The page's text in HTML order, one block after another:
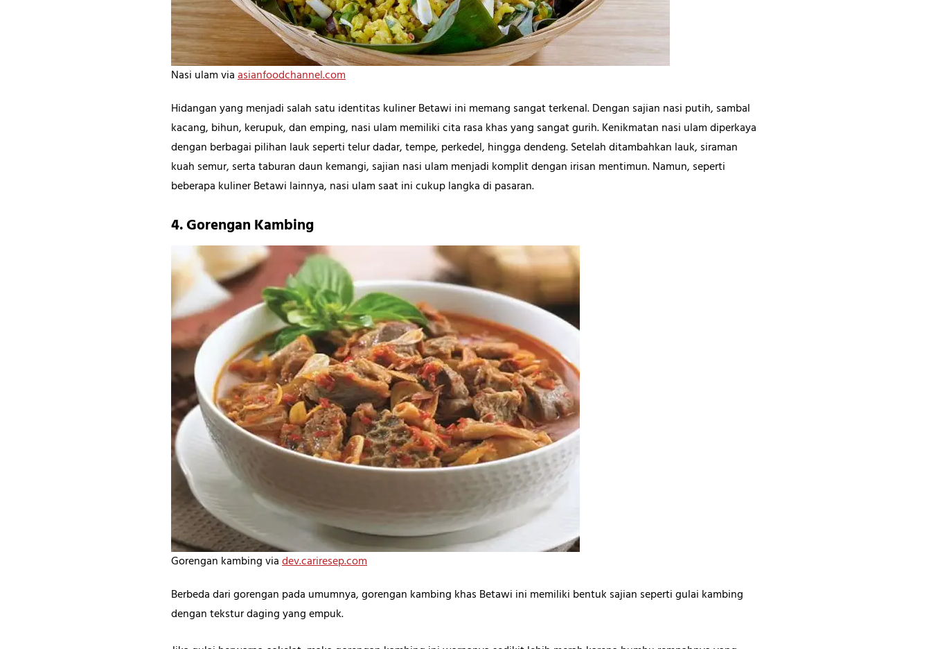
Nasi ulam viaasianfoodchannel.com
Hidangan yang menjadi salah satu identitas kuliner Betawi ini memang sangat terkenal. Dengan sajian nasi putih, sambal
kacang, bihun, kerupuk, dan emping, nasi ulam memiliki cita rasa khas yang sangat gurih. Kenikmatan nasi ulam diperkaya
dengan berbagai pilihan lauk seperti telur dadar, tempe, perkedel, hingga dendeng. Setelah ditambahkan lauk, siraman
kuah semur, serta taburan daun kemangi, sajian nasi ulam menjadi komplit dengan irisan mentimun. Namun, seperti
beberapa kuliner Betawi lainnya, nasi ulam saat ini cukup langka di pasaran.
4. Gorengan Kambing
Gorengan kambing viadev.cariresep.com
Berbeda dari gorengan pada umumnya, gorengan kambing khas Betawi ini memiliki bentuk sajian seperti gulai kambing
dengan tekstur daging yang empuk.